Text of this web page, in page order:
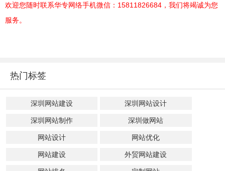
欢迎您随时联系华专网络手机微信：15811826684，我们将竭诚为您
服务。
热门标签
深圳网站建设 深圳网站设计
深圳网站制作 深圳做网站
网站设计 网站优化
网站建设 外贸网站建设